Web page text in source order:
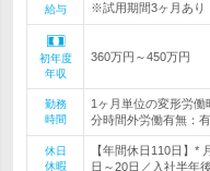
給与
※試用期間3ヶ月あり
初年度
年収
360万円～450万円
勤務
時間
1ヶ月単位の変形労
分時間外労働有無：
休日
休暇
【年間休日110日】*
日～20日／入社半年